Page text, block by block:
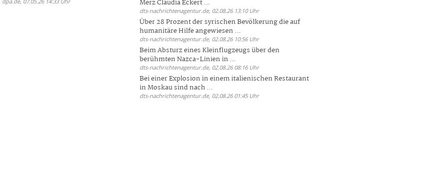
Merz Claudia Eckert ...
dts-nachrichtenagentur.de, 02.08.26 13:10 Uhr
Über 28 Prozent der syrischen Bevölkerung die auf
humanitäre Hilfe angewiesen ...
dts-nachrichtenagentur.de, 02.08.26 10:56 Uhr
Beim Absturz eines Kleinflugzeugs über den
berühmten Nazca-Linien in ...
dts-nachrichtenagentur.de, 02.08.26 08:16 Uhr
Bei einer Explosion in einem italienischen Restaurant
in Moskau sind nach ...
dts-nachrichtenagentur.de, 02.08.26 01:45 Uhr